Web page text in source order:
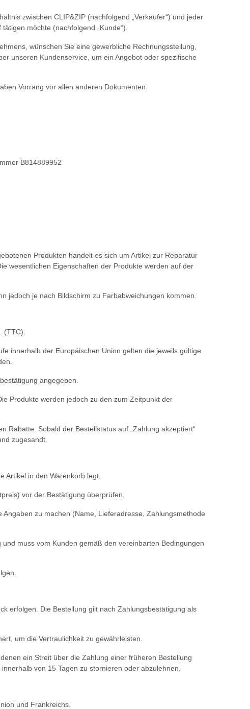
zwischen CLIP&ZIP (nachfolgend „Verkäufer“) und jeder
möchte (nachfolgend „Kunde“).
wünschen Sie eine gewerbliche Rechnungsstellung,
unseren Kundenservice, um ein Angebot oder spezifische
Vorrang vor allen anderen Dokumenten.
B814889952
Produkten handelt es sich um Artikel zur Reparatur
wesentlichen Eigenschaften der Produkte werden auf der
jedoch je nach Bildschirm zu Farbabweichungen kommen.
(TTC).
innerhalb der Europäischen Union gelten die jeweils gültige
angegeben.
Produkte werden jedoch zu den zum Zeitpunkt der
Rabatte. Sobald der Bestellstatus auf „Zahlung akzeptiert“
zugesandt.
Artikel in den Warenkorb legt.
vor der Bestätigung überprüfen.
zu machen (Name, Lieferadresse, Zahlungsmethode
muss vom Kunden gemäß den vereinbarten Bedingungen
erfolgen. Die Bestellung gilt nach Zahlungsbestätigung als
um die Vertraulichkeit zu gewährleisten.
ein Streit über die Zahlung einer früheren Bestellung
von 15 Tagen zu stornieren oder abzulehnen.
und Frankreichs.